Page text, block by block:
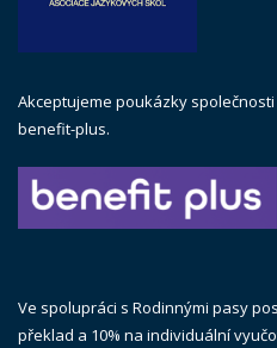
Akceptujeme poukázky
benefit-plus.
Ve spolupráci s Rodinnými pasy
překlad a 10% na individuální